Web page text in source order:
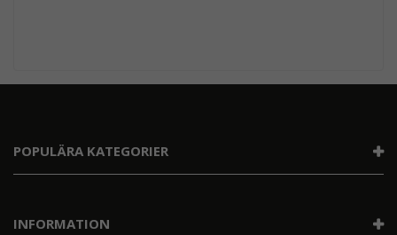
POPULÄRA KATEGORIER
INFORMATION